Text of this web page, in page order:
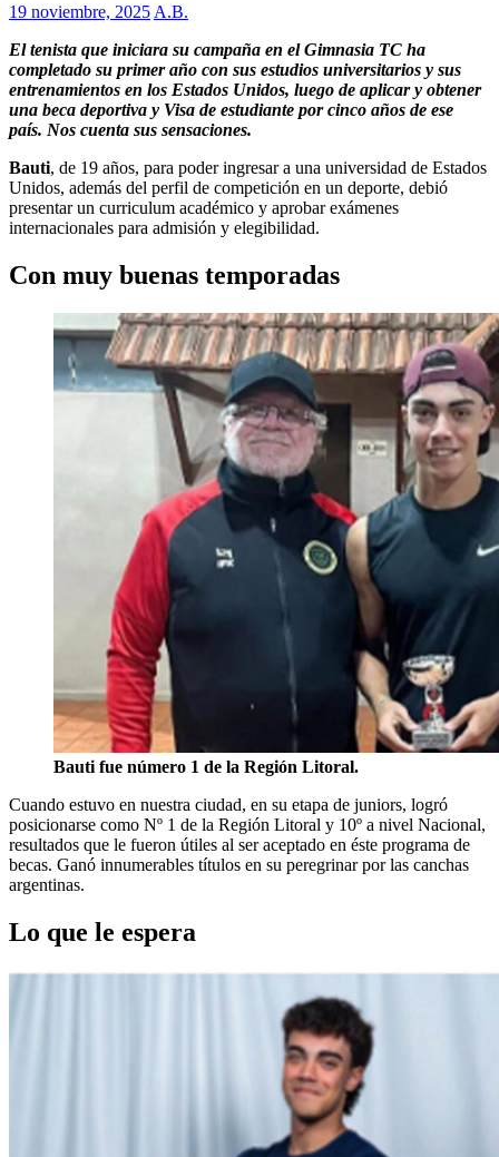
19 noviembre, 2025 A.B.
El tenista que iniciara su campaña en el Gimnasia TC ha
completado su primer año con sus estudios universitarios y sus
entrenamientos en los Estados Unidos, luego de aplicar y obtener
una beca deportiva y Visa de estudiante por cinco años de ese
país. Nos cuenta sus sensaciones.
Bauti, de 19 años, para poder ingresar a una universidad de Estados
Unidos, además del perfil de competición en un deporte, debió
presentar un curriculum académico y aprobar exámenes
internacionales para admisión y elegibilidad.
Con muy buenas temporadas
Bauti fue número 1 de la Región Litoral.
Cuando estuvo en nuestra ciudad, en su etapa de juniors, logró
posicionarse como Nº 1 de la Región Litoral y 10º a nivel Nacional,
resultados que le fueron útiles al ser aceptado en éste programa de
becas. Ganó innumerables títulos en su peregrinar por las canchas
argentinas.
Lo que le espera